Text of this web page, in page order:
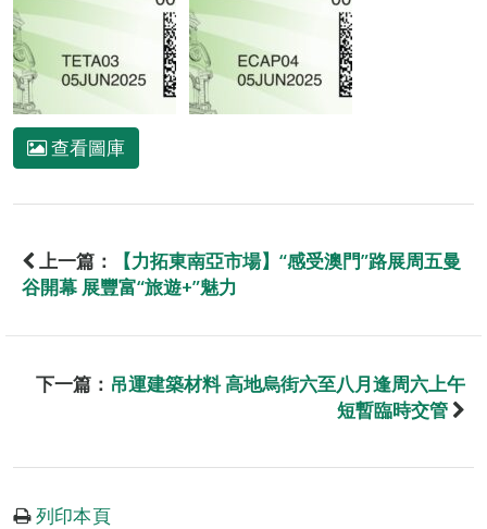
查看圖庫
上一篇：
【力拓東南亞市場】“感受澳門”路展周五曼
谷開幕 展豐富“旅遊+”魅力
下一篇： 吊運建築材料 高地烏街六至八月逢周六上午
短暫臨時交管
列印本頁